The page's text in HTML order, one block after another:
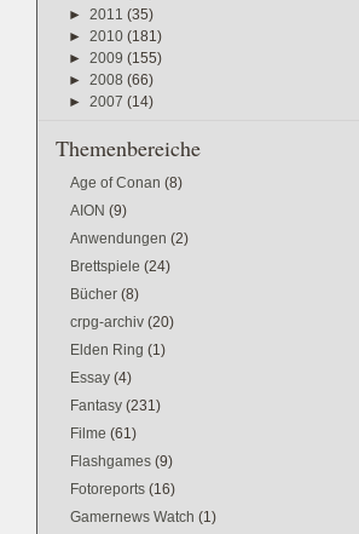
► 2011 (35)
► 2010 (181)
► 2009 (155)
► 2008 (66)
► 2007 (14)
Themenbereiche
Age of Conan (8)
AION (9)
Anwendungen (2)
Brettspiele (24)
Bücher (8)
crpg-archiv (20)
Elden Ring (1)
Essay (4)
Fantasy (231)
Filme (61)
Flashgames (9)
Fotoreports (16)
Gamernews Watch (1)